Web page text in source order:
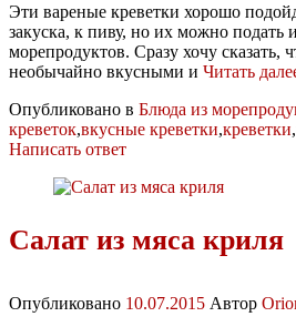
Эти вареные креветки хорошо
закуска, к пиву, но их можно подать
морепродуктов. Сразу хочу сказать,
необычайно вкусными и Читать
Опубликовано в Блюда из
креветок,вкусные креветки,креветки,
Написать ответ
Салат из мяса криля
Опубликовано 10.07.2015 Автор